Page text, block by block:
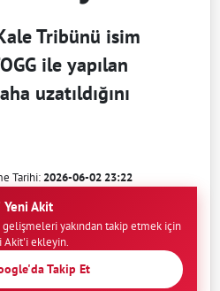
Tribünü isim
ile yapılan
uzatıldığını
Tarihi:2026-06-02 23:22
Akit
yakından takip etmek için
Akit'i ekleyin.
Takip Et